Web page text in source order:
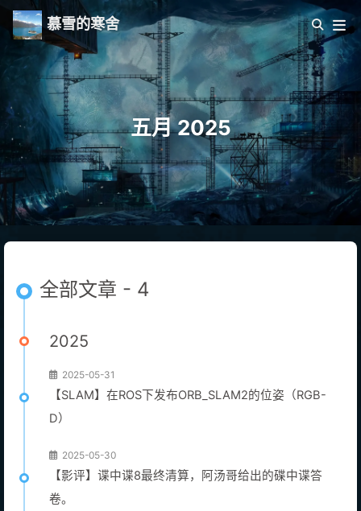
慕雪的寒舍
五月 2025
全部文章 - 4
2025
2025-05-31
【SLAM】在ROS下发布ORB_SLAM2的位姿（RGB-
D）
2025-05-30
【影评】谍中谍8最终清算，阿汤哥给出的碟中谍答
卷。